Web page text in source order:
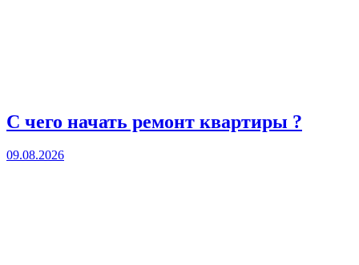
С чего начать ремонт квартиры ?
09.08.2026